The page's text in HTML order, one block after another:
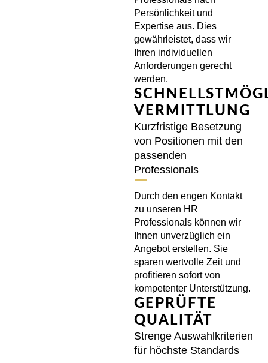
Persönlichkeit und
Expertise aus. Dies
gewährleistet, dass wir
Ihren individuellen
Anforderungen gerecht
werden.
VERMITTLUNG
Kurzfristige Besetzung
von Positionen mit den
passenden
Professionals
Durch den engen Kontakt
zu unseren HR
Professionals können wir
Ihnen unverzüglich ein
Angebot erstellen. Sie
sparen wertvolle Zeit und
profitieren sofort von
kompetenter Unterstützung.
GEPRÜFTE
QUALITÄT
Strenge Auswahlkriterien
für höchste Standards